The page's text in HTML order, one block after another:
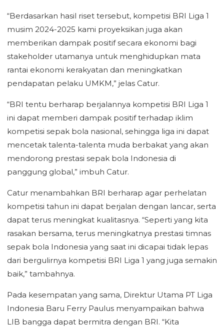
“Berdasarkan hasil riset tersebut, kompetisi BRI Liga 1
musim 2024-2025 kami proyeksikan juga akan
memberikan dampak positif secara ekonomi bagi
stakeholder utamanya untuk menghidupkan mata
rantai ekonomi kerakyatan dan meningkatkan
pendapatan pelaku UMKM,” jelas Catur.
“BRI tentu berharap berjalannya kompetisi BRI Liga 1
ini dapat memberi dampak positif terhadap iklim
kompetisi sepak bola nasional, sehingga liga ini dapat
mencetak talenta-talenta muda berbakat yang akan
mendorong prestasi sepak bola Indonesia di
panggung global,” imbuh Catur.
Catur menambahkan BRI berharap agar perhelatan
kompetisi tahun ini dapat berjalan dengan lancar, serta
dapat terus meningkat kualitasnya. “Seperti yang kita
rasakan bersama, terus meningkatnya prestasi timnas
sepak bola Indonesia yang saat ini dicapai tidak lepas
dari bergulirnya kompetisi BRI Liga 1 yang juga semakin
baik,” tambahnya.
Pada kesempatan yang sama, Direktur Utama PT Liga
Indonesia Baru Ferry Paulus menyampaikan bahwa
LIB bangga dapat bermitra dengan BRI. “Kita